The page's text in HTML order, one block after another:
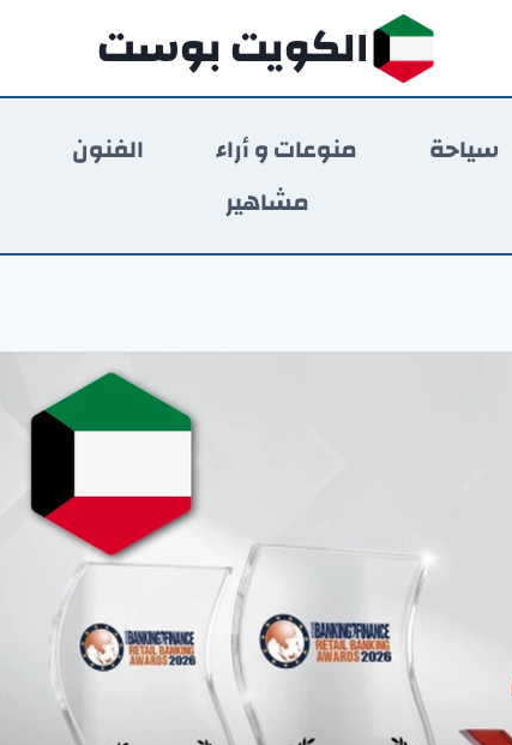
الكويت بوست
سياحة منوعات و أراء الفنون
مشاهير